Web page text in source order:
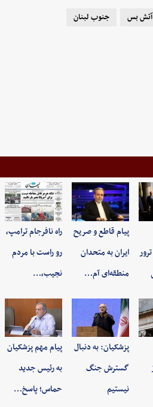
آتش بس جنوب لبنان
پیام قاطع و صریح
ایران به متحدان
منطقه‌ای آم…
راه نافرجام ترامپ،
رو راست با مردم
نجیب،…
پزشکیان: به‌ دنبال
گسترش جنگ
نیستیم
پیام مهم پزشکیان
به رئیس جدید
حماس؛ پاسخ…